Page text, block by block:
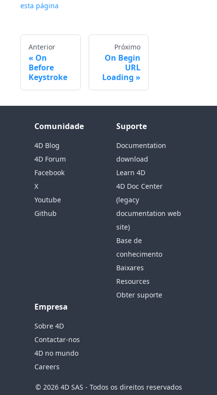
esta página
Anterior
On
Before
Keystroke
Próximo
On Begin
URL
Loading
Comunidade
4D Blog
4D Forum
Facebook
X
Youtube
Github
Suporte
Documentation
download
Learn 4D
4D Doc Center
(legacy
documentation web
site)
Base de
conhecimento
Baixares
Resources
Obter suporte
Empresa
Sobre 4D
Contactar-nos
4D no mundo
Careers
© 2026 4D SAS - Todos os direitos reservados